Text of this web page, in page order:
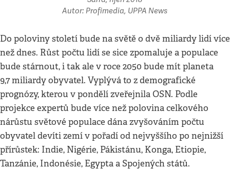
Autor: Profimedia, UPPA News
Do poloviny století bude na světě o dvě miliardy lidí více
než dnes. Růst počtu lidí se sice zpomaluje a populace
bude stárnout, i tak ale v roce 2050 bude mít planeta
9,7 miliardy obyvatel. Vyplývá to z demografické
prognózy, kterou v pondělí zveřejnila OSN. Podle
projekce expertů bude více než polovina celkového
nárůstu světové populace dána zvyšováním počtu
obyvatel devíti zemí v pořadí od nejvyššího po nejnižší
přírůstek: Indie, Nigérie, Pákistánu, Konga, Etiopie,
Tanzánie, Indonésie, Egypta a Spojených států.